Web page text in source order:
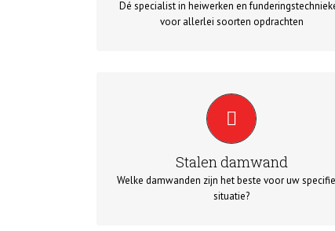
Dé specialist in heiwerken en
voor allerlei soorten opdrachten
Stalen damwand
Welke damwanden zijn het beste voor uw
situatie?
STALEN DAMWAND
Wij hebben ruime ervaring op het gebied van
damwanden waardoor wij voor elke situatie een